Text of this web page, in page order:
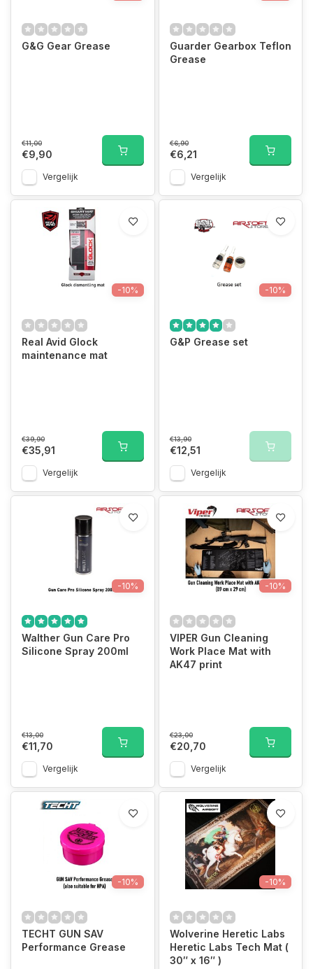
G&G Gear Grease
€11,00
€9,90
Vergelijk
Guarder Gearbox Teflon
Grease
€6,90
€6,21
Vergelijk
-10%
Real Avid Glock
maintenance mat
€39,90
€35,91
Vergelijk
-10%
G&P Grease set
€13,90
€12,51
Vergelijk
-10%
Walther Gun Care Pro
Silicone Spray 200ml
€13,00
€11,70
Vergelijk
-10%
VIPER Gun Cleaning
Work Place Mat with
AK47 print
€23,00
€20,70
Vergelijk
-10%
TECHT GUN SAV
Performance Grease
-10%
Wolverine Heretic Labs
Heretic Labs Tech Mat (
30″ x 16″ )